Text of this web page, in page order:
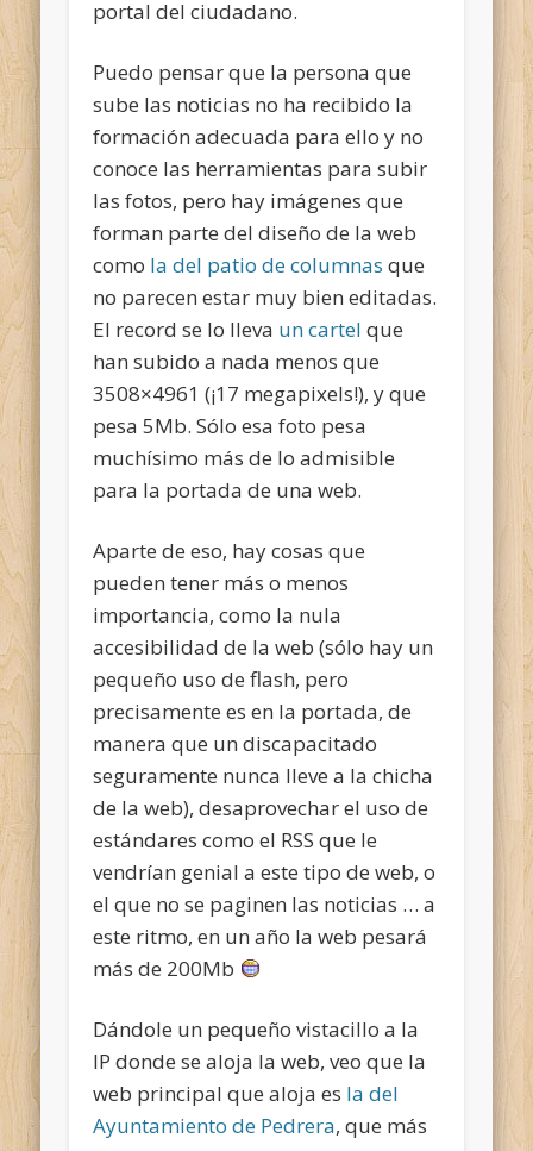
portal del ciudadano.
Puedo pensar que la persona que
sube las noticias no ha recibido la
formación adecuada para ello y no
conoce las herramientas para subir
las fotos, pero hay imágenes que
forman parte del diseño de la web
como la del patio de columnas que
no parecen estar muy bien editadas.
El record se lo lleva un cartel que
han subido a nada menos que
3508×4961 (¡17 megapixels!), y que
pesa 5Mb. Sólo esa foto pesa
muchísimo más de lo admisible
para la portada de una web.
Aparte de eso, hay cosas que
pueden tener más o menos
importancia, como la nula
accesibilidad de la web (sólo hay un
pequeño uso de flash, pero
precisamente es en la portada, de
manera que un discapacitado
seguramente nunca lleve a la chicha
de la web), desaprovechar el uso de
estándares como el RSS que le
vendrían genial a este tipo de web, o
el que no se paginen las noticias … a
este ritmo, en un año la web pesará
más de 200Mb
Dándole un pequeño vistacillo a la
IP donde se aloja la web, veo que la
web principal que aloja es la del
Ayuntamiento de Pedrera, que más